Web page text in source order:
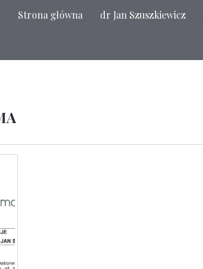
Strona główna dr Jan Szuszkiewicz